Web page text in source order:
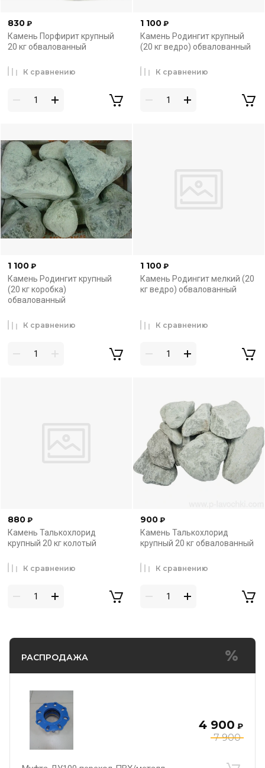
РАСПРОДАЖА
7 900
4 900 ₽
830 ₽
Камень Порфирит крупный
20 кг обвалованный
К сравнению
1 100 ₽
Камень Родингит крупный
(20 кг ведро) обвалованный
К сравнению
1 100 ₽
Камень Родингит крупный
(20 кг коробка)
обвалованный
К сравнению
1 100 ₽
Камень Родингит мелкий (20
кг ведро) обвалованный
К сравнению
880 ₽
Камень Талькохлорид
крупный 20 кг колотый
К сравнению
900 ₽
Камень Талькохлорид
крупный 20 кг обвалованный
К сравнению